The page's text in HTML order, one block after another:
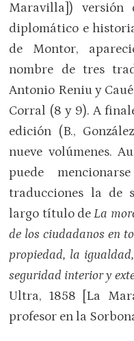
Maravilla])
diplomático e
de Montor,
nombre de tres
Antonio Reniu y
Corral (8 y 9). A
edición (B.,
nueve volúmenes.
puede
traducciones la de
largo título deLa
de los ciudadanos en
propiedad, la
seguridad interior y
Ultra, 1858 [La
profesor en la